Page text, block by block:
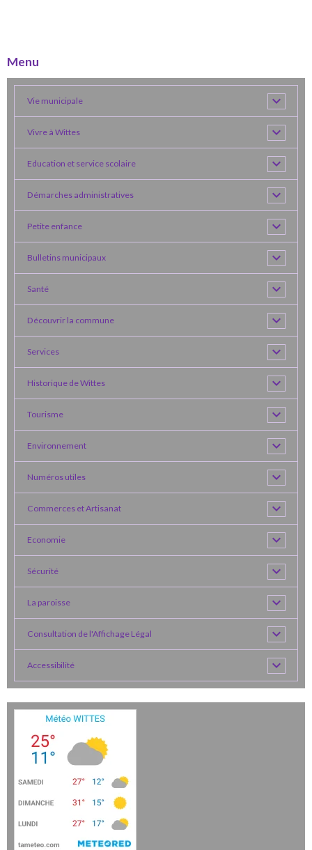
Menu
Vie municipale
Vivre à Wittes
Education et service scolaire
Démarches administratives
Petite enfance
Bulletins municipaux
Santé
Découvrir la commune
Services
Historique de Wittes
Tourisme
Environnement
Numéros utiles
Commerces et Artisanat
Economie
Sécurité
La paroisse
Consultation de l'Affichage Légal
Accessibilité